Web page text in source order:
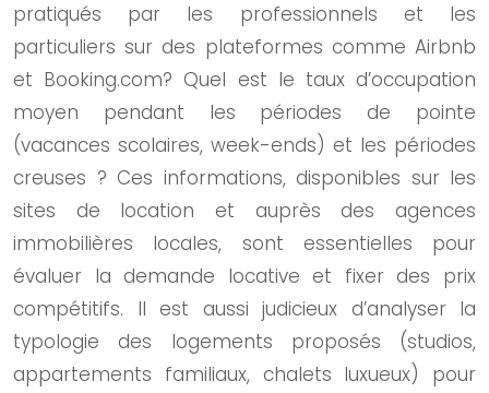
pratiqués par les professionnels et les
particuliers sur des plateformes comme Airbnb
et Booking.com? Quel est le taux d’occupation
moyen pendant les périodes de pointe
(vacances scolaires, week-ends) et les périodes
creuses ? Ces informations, disponibles sur les
sites de location et auprès des agences
immobilières locales, sont essentielles pour
évaluer la demande locative et fixer des prix
compétitifs. Il est aussi judicieux d’analyser la
typologie des logements proposés (studios,
appartements familiaux, chalets luxueux) pour